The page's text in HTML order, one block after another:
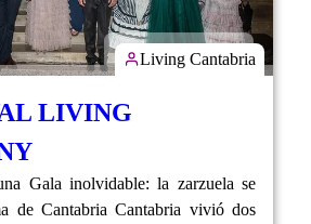
Living Cantabria
LIVING
Gala inolvidable: la zarzuela se
de Cantabria Cantabria vivió dos